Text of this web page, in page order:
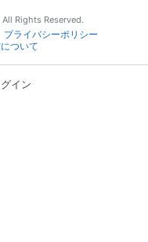
Rights Reserved.
プライバシーポリシー
ついて
イン